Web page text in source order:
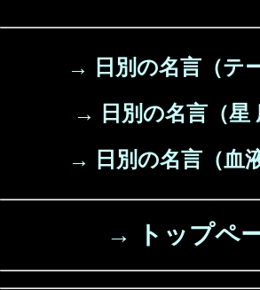
→ 日別の名言（テ
→ 日別の名言（星
→ 日別の名言（血
→ トップペ